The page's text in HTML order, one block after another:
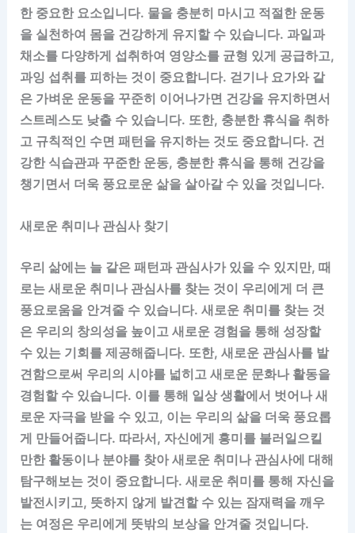
한 중요한 요소입니다. 물을 충분히 마시고 적절한 운동
을 실천하여 몸을 건강하게 유지할 수 있습니다. 과일과
채소를 다양하게 섭취하여 영양소를 균형 있게 공급하고,
과잉 섭취를 피하는 것이 중요합니다. 걷기나 요가와 같
은 가벼운 운동을 꾸준히 이어나가면 건강을 유지하면서
스트레스도 낮출 수 있습니다. 또한, 충분한 휴식을 취하
고 규칙적인 수면 패턴을 유지하는 것도 중요합니다. 건
강한 식습관과 꾸준한 운동, 충분한 휴식을 통해 건강을
챙기면서 더욱 풍요로운 삶을 살아갈 수 있을 것입니다.
새로운 취미나 관심사 찾기
우리 삶에는 늘 같은 패턴과 관심사가 있을 수 있지만, 때
로는 새로운 취미나 관심사를 찾는 것이 우리에게 더 큰
풍요로움을 안겨줄 수 있습니다. 새로운 취미를 찾는 것
은 우리의 창의성을 높이고 새로운 경험을 통해 성장할
수 있는 기회를 제공해줍니다. 또한, 새로운 관심사를 발
견함으로써 우리의 시야를 넓히고 새로운 문화나 활동을
경험할 수 있습니다. 이를 통해 일상 생활에서 벗어나 새
로운 자극을 받을 수 있고, 이는 우리의 삶을 더욱 풍요롭
게 만들어줍니다. 따라서, 자신에게 흥미를 불러일으킬
만한 활동이나 분야를 찾아 새로운 취미나 관심사에 대해
탐구해보는 것이 중요합니다. 새로운 취미를 통해 자신을
발전시키고, 뜻하지 않게 발견할 수 있는 잠재력을 깨우
는 여정은 우리에게 뜻밖의 보상을 안겨줄 것입니다.